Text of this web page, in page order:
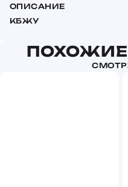
ОПИСАНИЕ
КБЖУ
Пищевая и